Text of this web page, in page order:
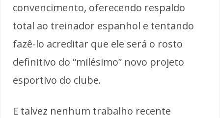
convencimento, oferecendo respaldo
total ao treinador espanhol e tentando
fazê-lo acreditar que ele será o rosto
definitivo do “milésimo” novo projeto
esportivo do clube.
E talvez nenhum trabalho recente